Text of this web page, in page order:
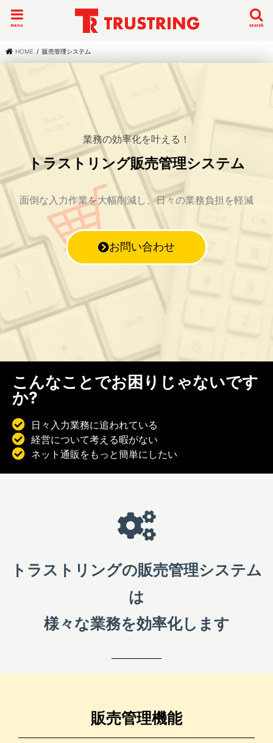
search
menu
HOME 販売管理システム
業務の効率化を叶える！
トラストリング販売管理システム
面倒な入力作業を大幅削減し、日々の業務負担を軽減
お問い合わせ
こんなことでお困りじゃないです
か?
日々入力業務に追われている
経営について考える暇がない
ネット通販をもっと簡単にしたい
トラストリングの販売管理システム
は
様々な業務を効率化します
販売管理機能